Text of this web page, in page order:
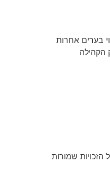
בערים אחרות
הקהילה
הזכויות שמורות